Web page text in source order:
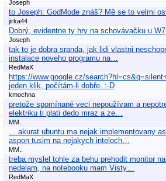
Joseph
to Joseph: GodMode znáš? Mě se to velmi
jirka44
Dobrý, evidentne ty hry na schovávačku u
Joseph
tak to je dobra sranda, jak lidi vlastni
instalace noveho programu na…
RedMaX
https://www.google.cz/
jeden klik, počítám-li dobře. :-D
kmochna
pretože spomínané veci nepoužívam a
elektriku ti plati dedo mraz a ze…
MM..
... akurat ubuntu ma nejak implementovany
aspon tusim na nejakych inteloch…
MM..
treba myslel tohle za behu prehodit monitor
nedelam, na notebooku mam Visty…
RedMaX